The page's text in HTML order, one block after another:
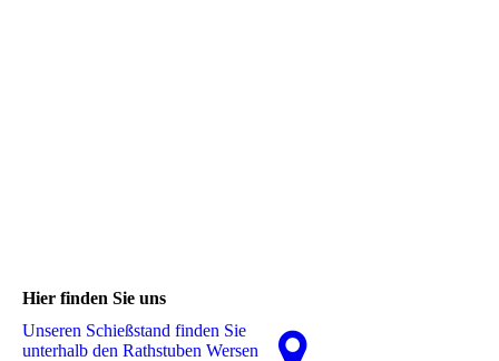
Hier finden Sie uns
Unseren Schießstand finden Sie
unterhalb den Rathstuben Wersen